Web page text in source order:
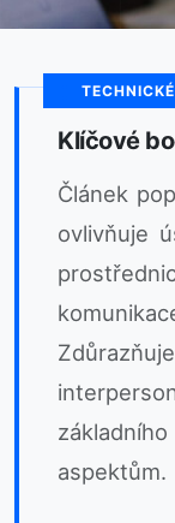
Klíčové
Článek
ovlivňuje
aspektům.